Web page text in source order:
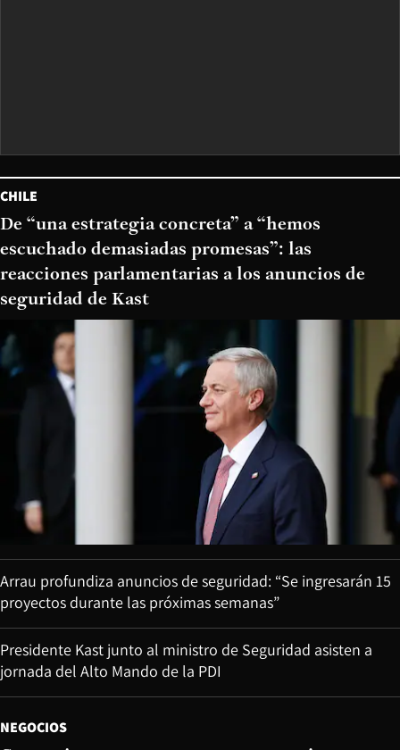
CHILE
De “una estrategia concreta” a “hemos
escuchado demasiadas promesas”: las
reacciones parlamentarias a los anuncios de
seguridad de Kast
Arrau profundiza anuncios de seguridad: “Se ingresarán 15
proyectos durante las próximas semanas”
Presidente Kast junto al ministro de Seguridad asisten a
jornada del Alto Mando de la PDI
NEGOCIOS